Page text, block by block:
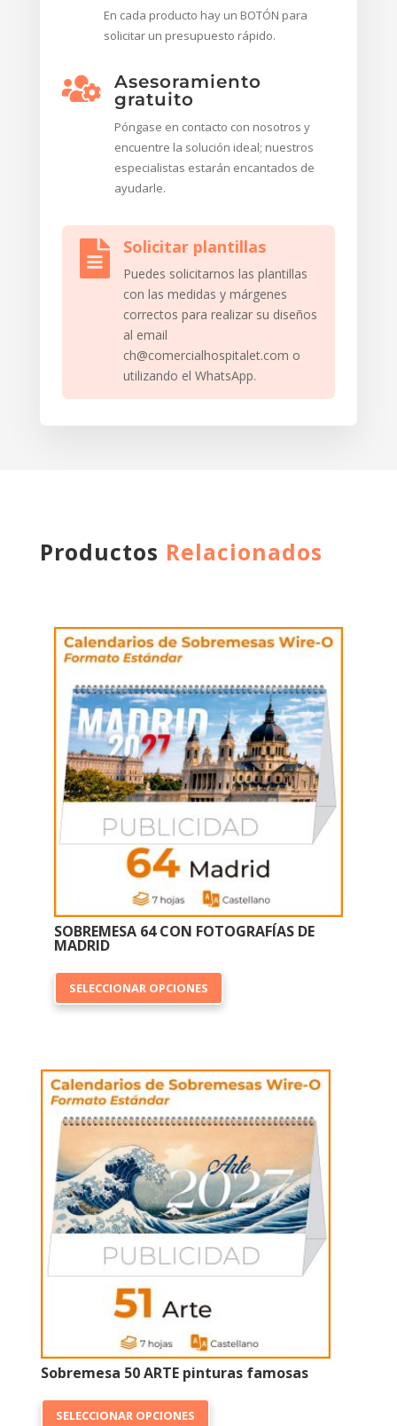
En cada producto hay un BOTÓN para
solicitar un presupuesto rápido.

Asesoramiento
gratuito
Póngase en contacto con nosotros y
encuentre la solución ideal; nuestros
especialistas estarán encantados de
ayudarle.
 Solicitar plantillas
Puedes solicitarnos las plantillas
con las medidas y márgenes
correctos para realizar su diseños
al email
ch@comercialhospitalet.com o
utilizando el WhatsApp.
Productos Relacionados
SOBREMESA 64 CON FOTOGRAFÍAS DE
MADRID
SELECCIONAR OPCIONES
Las
se
pueden
elegir
en
la
página
de
Sobremesa 50 ARTE pinturas famosas
SELECCIONAR OPCIONES